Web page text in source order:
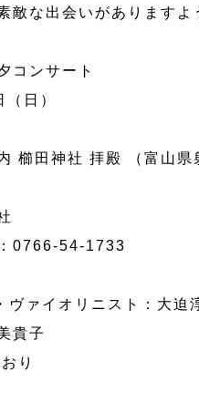
敵な出会いがありますよ
コンサート
（日）
櫛田神社 拝殿 （富山
0766-54-1733
ヴァイオリニスト：大
美貴子
り